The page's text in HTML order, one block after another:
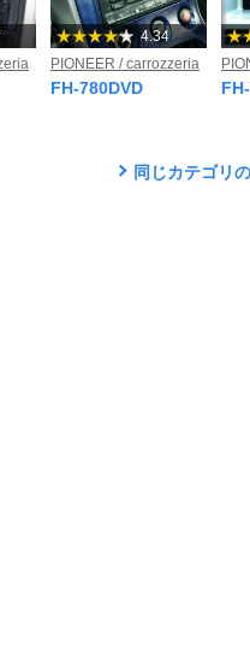
4.34
PIONEER / carrozzeria
FH-780DVD
同じカテゴリ